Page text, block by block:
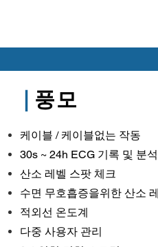
풍모
케이블 / 케이블없는 작동
30s ~ 24h ECG 기록 및 분석
산소 레벨 스팟 체크
수면 무호흡증을위한 산소
적외선 온도계
다중 사용자 관리